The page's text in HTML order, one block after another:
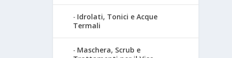
Idrolati, Tonici e Acque
Termali
Maschera, Scrub e